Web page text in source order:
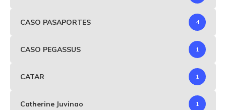
CASO PASAPORTES 4
CASO PEGASSUS 1
CATAR 1
Catherine Juvinao 1